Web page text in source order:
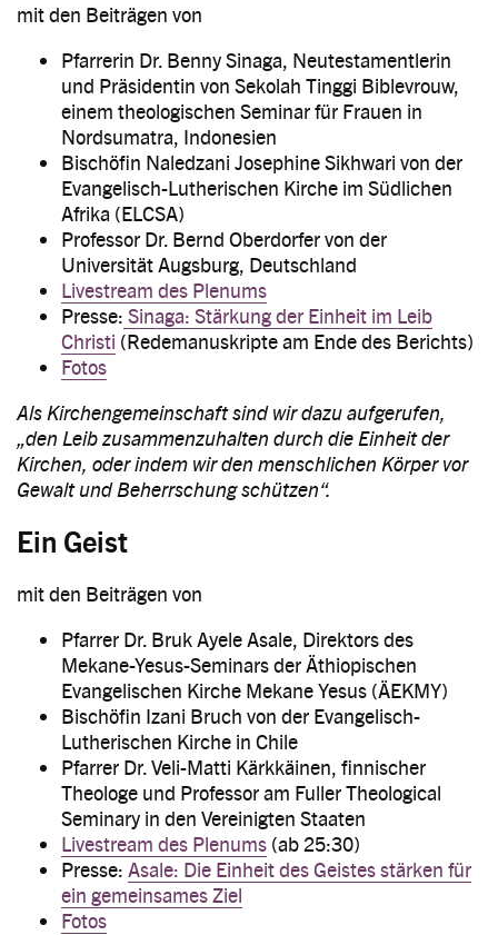
mit den Beiträgen von
Pfarrerin Dr. Benny Sinaga, Neutestamentlerin
und Präsidentin von Sekolah Tinggi Biblevrouw,
einem theologischen Seminar für Frauen in
Nordsumatra, Indonesien
Bischöfin Naledzani Josephine Sikhwari von der
Evangelisch-Lutherischen Kirche im Südlichen
Afrika (ELCSA)
Professor Dr. Bernd Oberdorfer von der
Universität Augsburg, Deutschland
Livestream des Plenums
Presse: Sinaga: Stärkung der Einheit im Leib
Christi (Redemanuskripte am Ende des Berichts)
Fotos
Als Kirchengemeinschaft sind wir dazu aufgerufen,
„den Leib zusammenzuhalten durch die Einheit der
Kirchen, oder indem wir den menschlichen Körper vor
Gewalt und Beherrschung schützen“.
Ein Geist
mit den Beiträgen von
Pfarrer Dr. Bruk Ayele Asale, Direktors des
Mekane-Yesus-Seminars der Äthiopischen
Evangelischen Kirche Mekane Yesus (ÄEKMY)
Bischöfin Izani Bruch von der Evangelisch-
Lutherischen Kirche in Chile
Pfarrer Dr. Veli-Matti Kärkkäinen, finnischer
Theologe und Professor am Fuller Theological
Seminary in den Vereinigten Staaten
Livestream des Plenums (ab 25:30)
Presse: Asale: Die Einheit des Geistes stärken für
ein gemeinsames Ziel
Fotos